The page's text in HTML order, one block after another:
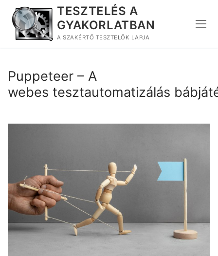
Ugrás
tartalomra
TESZTELÉS A
GYAKORLATBAN
A SZAKÉRTŐ TESZTELŐK LAPJA
Puppeteer – A
webes tesztautomatizálás